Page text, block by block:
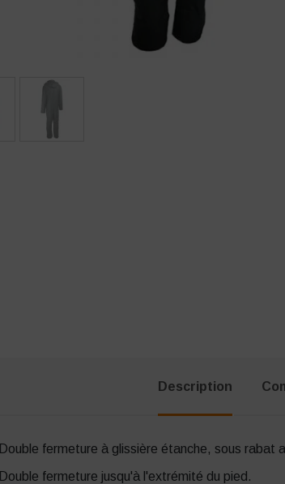
Description
Double fermeture à glissière étanche, sous rabat
Double fermeture jusqu'à l'extrémité du pied.